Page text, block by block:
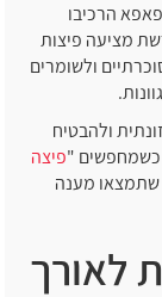
הרכיבו
מציעה פיצות
ולשומרים
ולהבטיח
כשמחפשים "פיצה
שתמצאו מענה
לאורך